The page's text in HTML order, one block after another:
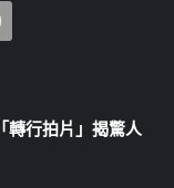
轉行拍片」揭驚人